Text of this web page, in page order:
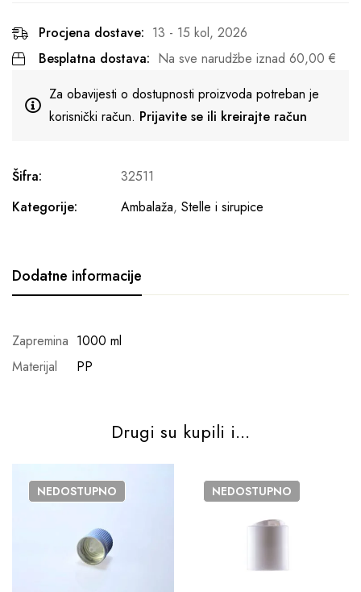
Procjena dostave: 13 - 15 kol, 2026
Besplatna dostava: Na sve narudžbe iznad 60,00 €
Za obavijesti o dostupnosti proizvoda potreban je
korisnički račun. Prijavite se ili kreirajte račun
Šifra:
32511
Kategorije:
Ambalaža, Stelle i sirupice
Dodatne informacije
Zapremina 1000 ml
Materijal
PP
Drugi su kupili i...
NEDOSTUPNO NEDOSTUPNO